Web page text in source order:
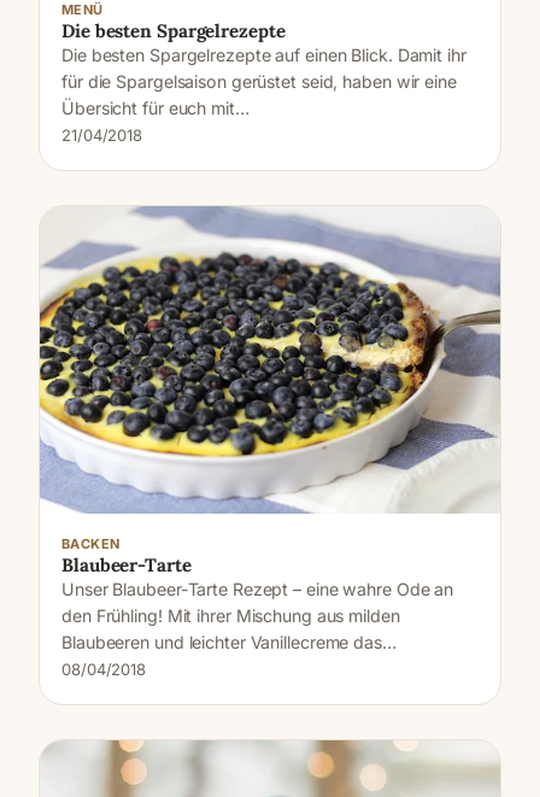
MENÜ
Die besten Spargelrezepte
Die besten Spargelrezepte auf einen Blick. Damit ihr
für die Spargelsaison gerüstet seid, haben wir eine
Übersicht für euch mit…
21/04/2018
BACKEN
Blaubeer-Tarte
Unser Blaubeer-Tarte Rezept – eine wahre Ode an
den Frühling! Mit ihrer Mischung aus milden
Blaubeeren und leichter Vanillecreme das…
08/04/2018